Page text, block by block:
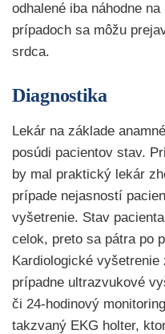
odhalené iba náhodne
prípadoch sa môžu
srdca.
Diagnostika
Lekár na základe
posúdi pacientov stav.
by mal praktický lekár
prípade nejasností
vyšetrenie. Stav
celok, preto sa pátra po
Kardiologické
prípadne ultrazvukové
či 24-hodinový
takzvaný EKG holter,